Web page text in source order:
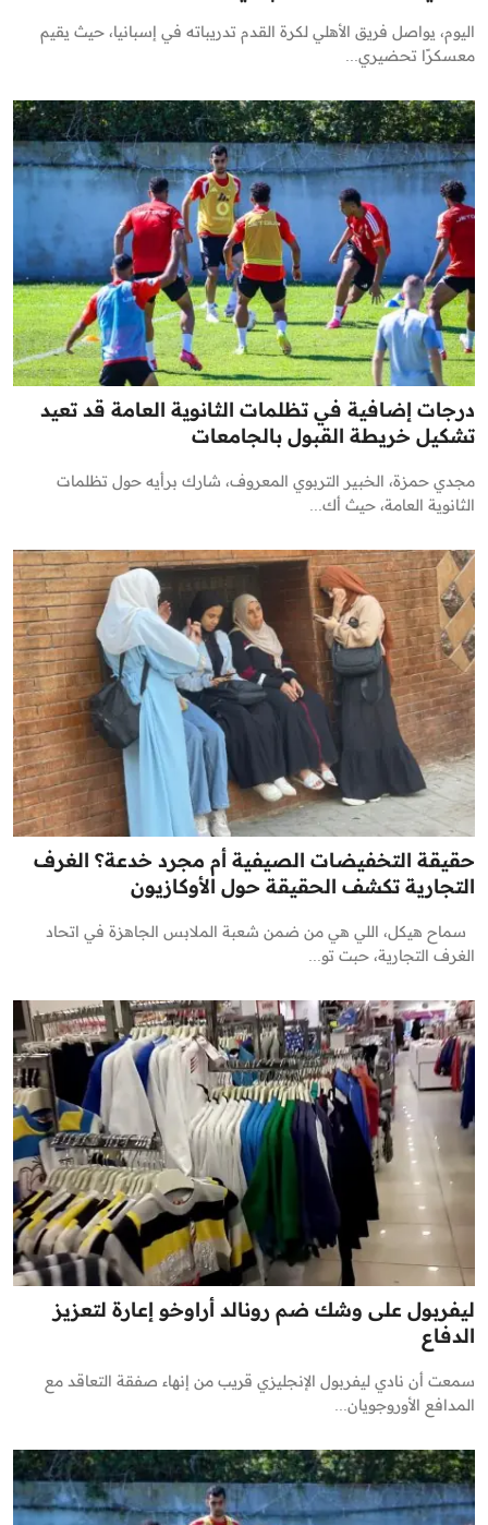
اليوم، يواصل فريق الأهلي لكرة القدم تدريباته في إسبانيا، حيث يقيم
معسكرًا تحضيري...
درجات إضافية في تظلمات الثانوية العامة قد تعيد
تشكيل خريطة القبول بالجامعات
مجدي حمزة، الخبير التربوي المعروف، شارك برأيه حول تظلمات
الثانوية العامة، حيث أك...
حقيقة التخفيضات الصيفية أم مجرد خدعة؟ الغرف
التجارية تكشف الحقيقة حول الأوكازيون
سماح هيكل، اللي هي من ضمن شعبة الملابس الجاهزة في اتحاد
الغرف التجارية، حبت تو...
ليفربول على وشك ضم رونالد أراوخو إعارة لتعزيز
الدفاع
سمعت أن نادي ليفربول الإنجليزي قريب من إنهاء صفقة التعاقد مع
المدافع الأوروجويان...